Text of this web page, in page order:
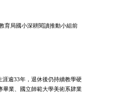
育局國小深耕閱讀推動小組前
逾33年，退休後仍持續教學硬
畢業、國立師範大學美術系肄業